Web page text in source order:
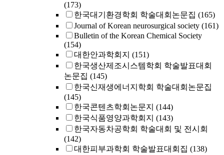
(173)
한국대기환경학회 학술대회논문집 (165)
Journal of Korean neurosurgical society (161)
Bulletin of the Korean Chemical Society
(154)
대한안과학회지 (151)
한국생산제조시스템학회 학술발표대회
논문집 (145)
한국신재생에너지학회 학술대회논문집
(145)
한국콘텐츠학회논문지 (144)
한국식품영양과학회지 (143)
한국자동차공학회 학술대회 및 전시회
(142)
대한피부과학회 학술발표대회집 (138)